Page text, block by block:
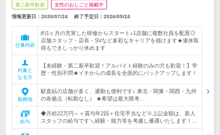
第二新卒歓迎 女性のおしごと掲載中
情報更新日：2026/07/24 終了予定日： 2026/09/24
仕事内容
約1ヶ月の充実した研修からスタート♪1店舗に複数社員を配置◎
店舗スタッフ・店長・SVなど多彩なキャリアを描けます★連休取
得もできしっかり休めます
対象と
なる方
【未経験・第二新卒歓迎！アルバイト経験のみの方も歓迎！】学
歴・性別不問★イチからの成長を全面的にバックアップします！
勤務地
駅直結の店舗が多く、通勤も便利です♪ 東北・関東・関西・九州
の各拠点（転勤なし） ★希望は最大限考…
給与
◆月給22万円～＋賞与年2回＋住宅手当など※上記金額は、新人
スタッフの給与です＼経験・能力等を考慮し優遇いたします！…